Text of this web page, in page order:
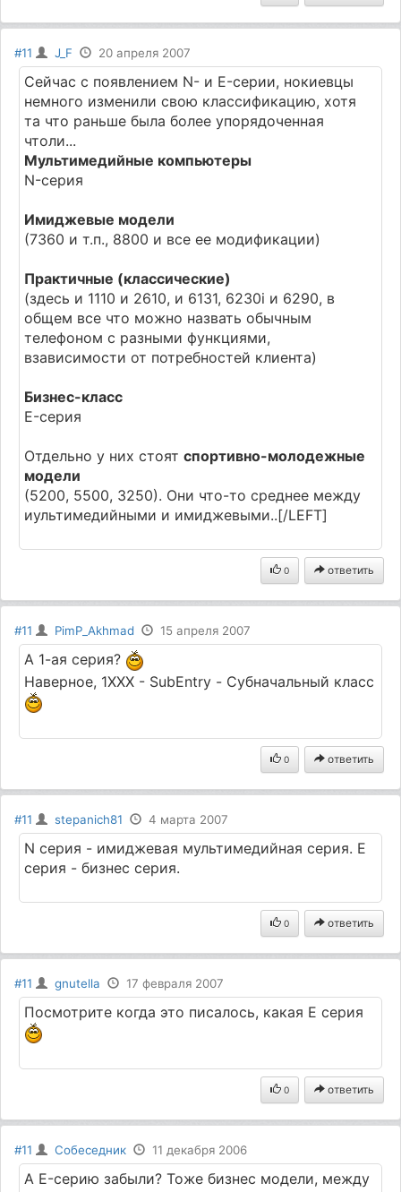
#11 J_F 20 апреля 2007
Сейчас с появлением N- и E-серии, нокиевцы
немного изменили свою классификацию, хотя
та что раньше была более упорядоченная
чтоли...
Мультимедийные компьютеры
N-серия
Имиджевые модели
(7360 и т.п., 8800 и все ее модификации)
Практичные (классические)
(здесь и 1110 и 2610, и 6131, 6230i и 6290, в
общем все что можно назвать обычным
телефоном с разными функциями,
взависимости от потребностей клиента)
Бизнес-класс
E-серия
Отдельно у них стоятспортивно-молодежные
модели
(5200, 5500, 3250). Они что-то среднее между
иультимедийными и имиджевыми..[/LEFT]
0 ответить
#11 PimP_Akhmad 15 апреля 2007
А 1-ая серия?
Наверное, 1ХХХ - SubEntry - Субначальный класс
0 ответить
#11 stepanich81 4 марта 2007
N серия - имиджевая мультимедийная серия. Е
серия - бизнес серия.
0 ответить
#11 gnutella 17 февраля 2007
Посмотрите когда это писалось, какая Е серия
0 ответить
#11 Собеседник 11 декабря 2006
A E-серию забыли? Тоже бизнес модели, между